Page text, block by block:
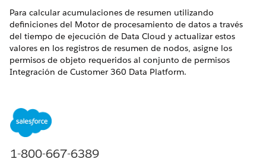
Para calcular acumulaciones de resumen utilizando
definiciones del Motor de procesamiento de datos a través
del tiempo de ejecución de Data Cloud y actualizar estos
valores en los registros de resumen de nodos, asigne los
permisos de objeto requeridos al conjunto de permisos
Integración de Customer 360 Data Platform.
Disponible en: Lightning Experience
Disponible en:
1-800-667-6389